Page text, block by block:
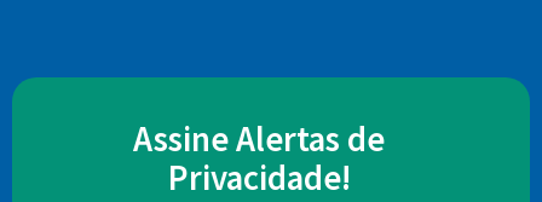
Assine Alertas de
Privacidade!